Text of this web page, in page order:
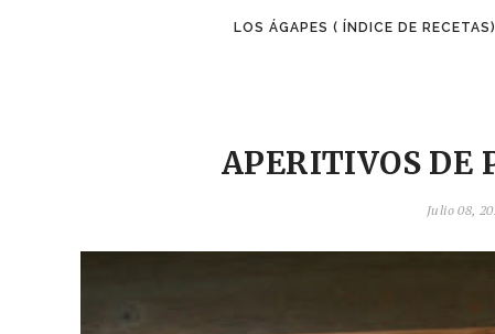
LOS ÁGAPES ( ÍNDICE DE RECETAS)
APERITIVOS DE
Julio 08,